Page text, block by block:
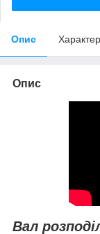
Опис
Опис
Вал